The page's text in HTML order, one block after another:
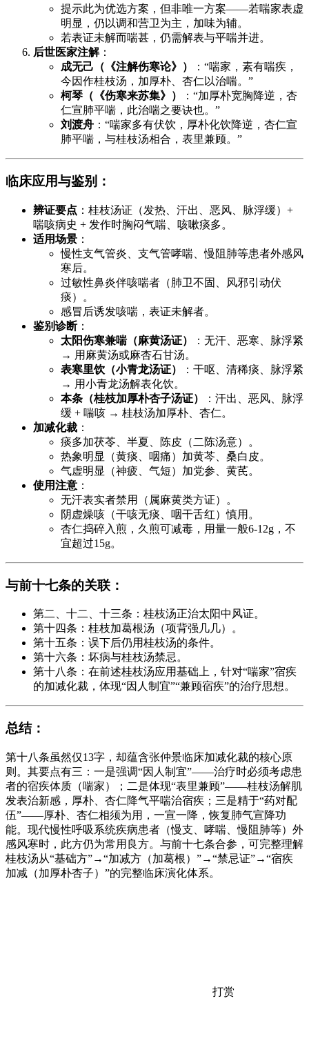
提示此为优选方案，但非唯一方案——若喘家表虚
明显，仍以调和营卫为主，加味为辅。
若表证未解而喘甚，仍需解表与平喘并进。
后世医家注解：
成无己（《注解伤寒论》）
：“喘家，素有喘疾，
今因作桂枝汤，加厚朴、杏仁以治喘。”
柯琴（《伤寒来苏集》）
：“加厚朴宽胸降逆，杏
仁宣肺平喘，此治喘之要诀也。”
刘渡舟 ：“喘家多有伏饮，厚朴化饮降逆，杏仁宣
肺平喘，与桂枝汤相合，表里兼顾。”
临床应用与鉴别 ：
辨证要点 ：桂枝汤证（发热、汗出、恶风、脉浮缓）+
喘咳病史 + 发作时胸闷气喘、咳嗽痰多。
适用场景 ：
慢性支气管炎、支气管哮喘、慢阻肺等患者外感风
寒后。
过敏性鼻炎伴咳喘者（肺卫不固、风邪引动伏
痰）。
感冒后诱发咳喘，表证未解者。
鉴别诊断：
太阳伤寒兼喘（麻黄汤证）
：无汗、恶寒、脉浮紧
→ 用麻黄汤或麻杏石甘汤。
表寒里饮（小青龙汤证）
：干呕、清稀痰、脉浮紧
→ 用小青龙汤解表化饮。
本条（桂枝加厚朴杏子汤证）
：汗出、恶风、脉浮
缓 + 喘咳 → 桂枝汤加厚朴、杏仁。
加减化裁 ：
痰多加茯苓、半夏、陈皮（二陈汤意）。
热象明显（黄痰、咽痛）加黄芩、桑白皮。
气虚明显（神疲、气短）加党参、黄芪。
使用注意 ：
无汗表实者禁用（属麻黄类方证）。
阴虚燥咳（干咳无痰、咽干舌红）慎用。
杏仁捣碎入煎，久煎可减毒，用量一般6-12g，不
宜超过15g。
与前十七条的关联 ：
第二、十二、十三条：桂枝汤正治太阳中风证。
第十四条：桂枝加葛根汤（项背强几几）。
第十五条：误下后仍用桂枝汤的条件。
第十六条：坏病与桂枝汤禁忌。
第十八条：在前述桂枝汤应用基础上，针对“喘家”宿疾
的加减化裁，体现“因人制宜”“兼顾宿疾”的治疗思想。
总结：
第十八条虽然仅13字，却蕴含张仲景临床加减化裁的核心原
则。其要点有三：一是强调“因人制宜”——治疗时必须考虑患
者的宿疾体质（喘家）；二是体现“表里兼顾”——桂枝汤解肌
发表治新感，厚朴、杏仁降气平喘治宿疾；三是精于“药对配
伍”——厚朴、杏仁相须为用，一宣一降，恢复肺气宣降功
能。现代慢性呼吸系统疾病患者（慢支、哮喘、慢阻肺等）外
感风寒时，此方仍为常用良方。与前十七条合参，可完整理解
桂枝汤从“基础方”→“加减方（加葛根）”→“禁忌证”→“宿疾
加减（加厚朴杏子）”的完整临床演化体系。
打赏